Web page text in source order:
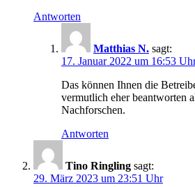
Antworten
Matthias N. sagt:
17. Januar 2022 um 16:53
Das können Ihnen die
vermutlich eher beantworten
Nachforschen.
Antworten
Tino Ringling sagt:
29. März 2023 um 23:51 Uhr